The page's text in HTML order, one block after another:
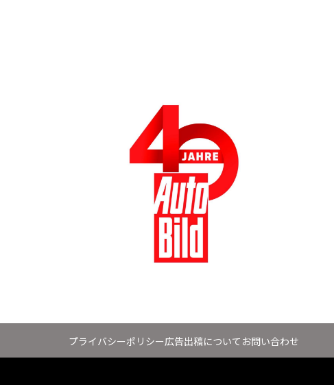
プライバシーポリシー広告出稿について お問い合わせ